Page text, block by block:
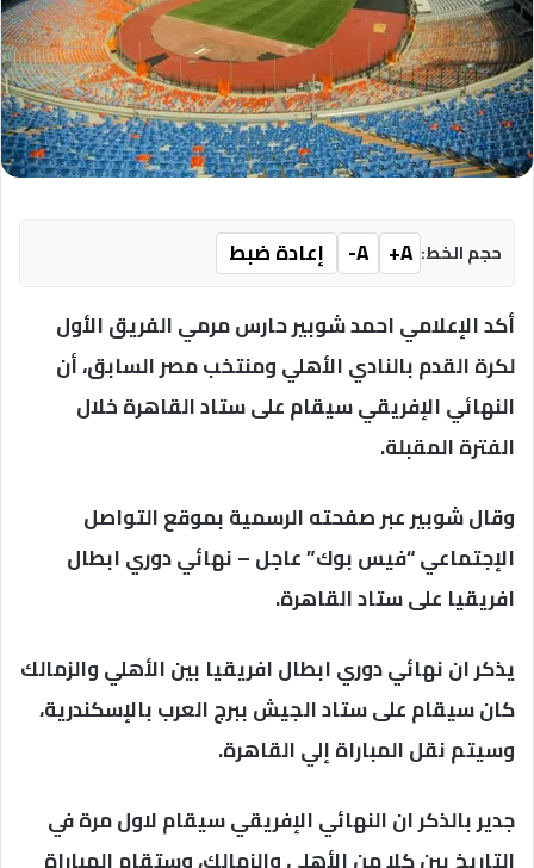
حجم الخط: A+
A-
إعادة ضبط
أكد الإعلامي احمد شوبير حارس مرمي الفريق الأول
لكرة القدم بالنادي الأهلي ومنتخب مصر السابق، أن
النهائي الإفريقي سيقام على ستاد القاهرة خلال
الفترة المقبلة.
وقال شوبير عبر صفحته الرسمية بموقع التواصل
الإجتماعي “فيس بوك” عاجل – نهائي دوري ابطال
افريقيا على ستاد القاهرة.
يذكر ان نهائي دوري ابطال افريقيا بين الأهلي والزمالك
كان سيقام على ستاد الجيش ببرج العرب بالإسكندرية،
وسيتم نقل المباراة إلي القاهرة.
جدير بالذكر ان النهائي الإفريقي سيقام لاول مرة في